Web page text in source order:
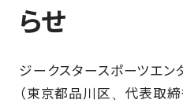
観戦ガイド
FAN CLUB
らせ
ジークスタースポーツエン
（東京都品川区、代表取